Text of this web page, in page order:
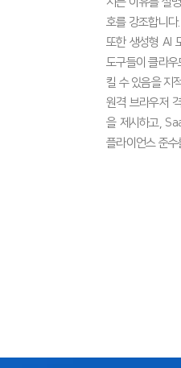
호를 강조합니다.
또한 생성형 AI
도구들이 클라
킬 수 있음을 지
원격 브라우저
을 제시하고,
플라이언스 준